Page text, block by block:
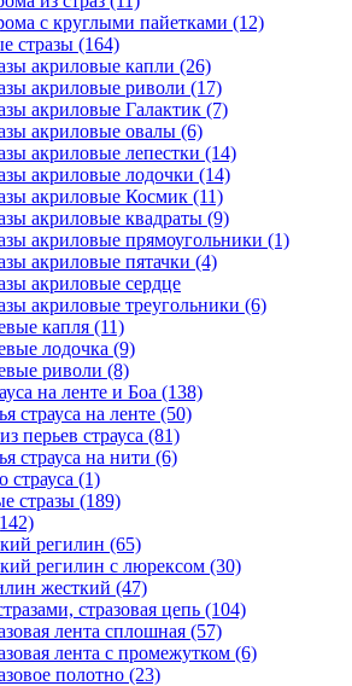
с круглыми пайетками (12)
стразы (164)
акриловые капли (26)
акриловые риволи (17)
акриловые Галактик (7)
акриловые овалы (6)
акриловые лепестки (14)
акриловые лодочки (14)
акриловые Космик (11)
акриловые квадраты (9)
акриловые прямоугольники (1)
акриловые пятачки (4)
акриловые сердце
акриловые треугольники (6)
капля (11)
лодочка (9)
риволи (8)
на ленте и Боа (138)
страуса на ленте (50)
перьев страуса (81)
страуса на нити (6)
страуса (1)
стразы (189)
регилин (65)
регилин с люрексом (30)
жесткий (47)
стразовая цепь (104)
лента сплошная (57)
лента с промежутком (6)
полотно (23)